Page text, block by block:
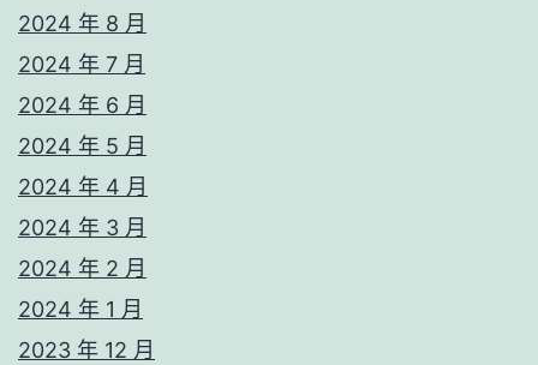
2024 年 8 月
2024 年 7 月
2024 年 6 月
2024 年 5 月
2024 年 4 月
2024 年 3 月
2024 年 2 月
2024 年 1 月
2023 年 12 月